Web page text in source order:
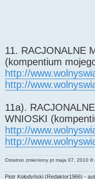
11. RACJONALNE
(kompentium
http://
http://
11a).
WNIOSKI
http://
http://
Ostatnio zmieniony pt maja 07, 2010
Piotr Kołodyński (Redaktor1966) -